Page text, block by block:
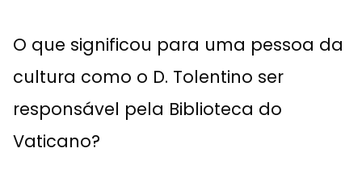
O que significou para uma pessoa da
cultura como o D. Tolentino ser
responsável pela Biblioteca do
Vaticano?